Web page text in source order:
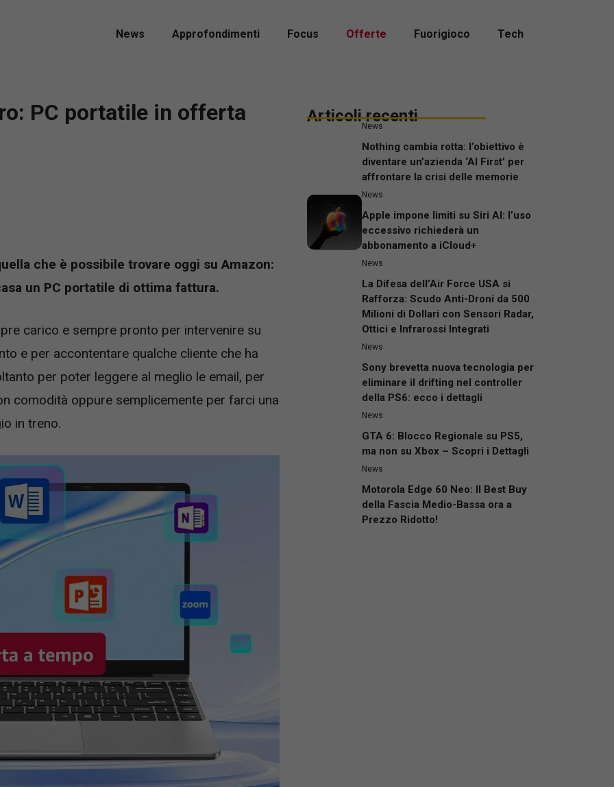
News Approfondimenti Focus Offerte Fuorigioco Tech
PC portatile in offerta
che è possibile trovare oggi su Amazon:
un PC portatile di ottima fattura.
carico e sempre pronto per intervenire su
e per accontentare qualche cliente che ha
per poter leggere al meglio le email, per
comodità oppure semplicemente per farci una
in treno.
Articoli recenti
News
Nothing cambia rotta: l’obiettivo è
diventare un’azienda ‘AI First’ per
affrontare la crisi delle memorie
News
Apple impone limiti su Siri AI: l’uso
eccessivo richiederà un
abbonamento a iCloud+
News
La Difesa dell’Air Force USA si
Rafforza: Scudo Anti-Droni da 500
Milioni di Dollari con Sensori Radar,
Ottici e Infrarossi Integrati
News
Sony brevetta nuova tecnologia per
eliminare il drifting nel controller
della PS6: ecco i dettagli
News
GTA 6: Blocco Regionale su PS5,
ma non su Xbox – Scopri i Dettagli
News
Motorola Edge 60 Neo: Il Best Buy
della Fascia Medio-Bassa ora a
Prezzo Ridotto!